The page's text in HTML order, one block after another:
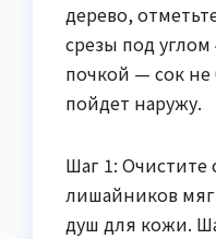
дерево,
срезы под
почкой — сок не
пойдет наружу.
Шаг 1: Очистите
лишайников
душ для кожи.